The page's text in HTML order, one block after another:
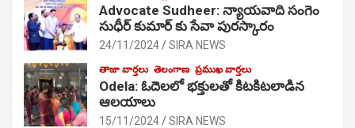
Advocate Sudheer: న్యాయవాది సంగెం
సుధీర్ కుమార్ కు సేవా పురస్కారం
24/11/2024 SIRA NEWS
తాజా వార్తలు తెలంగాణ ప్రముఖ వార్తలు
Odela: ఓదెల‌లో భక్తులతో కిటకిటలాడిన
ఆల‌యాలు
15/11/2024 SIRA NEWS